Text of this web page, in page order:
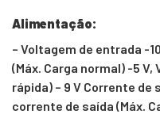
Alimentação:
– Voltagem de entrada -
(Máx. Carga normal) -5 V,
rápida) – 9 V Corrente de
corrente de saída (Máx.